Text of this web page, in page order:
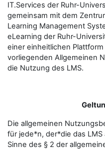
IT.Services der Ruhr-
gemeinsam mit dem
Learning Management
eLearning der Ruhr-
einer einheitlichen
vorliegenden Allgemeinen
die Nutzung des LMS.
Die allgemeinen
für jede*n, der*die das
Sinne des § 2 der